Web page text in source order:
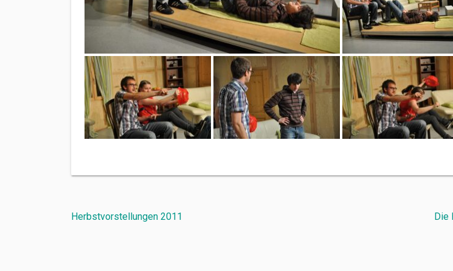
Beitragsnavigation
Herbstvorstellungen 2011 Die